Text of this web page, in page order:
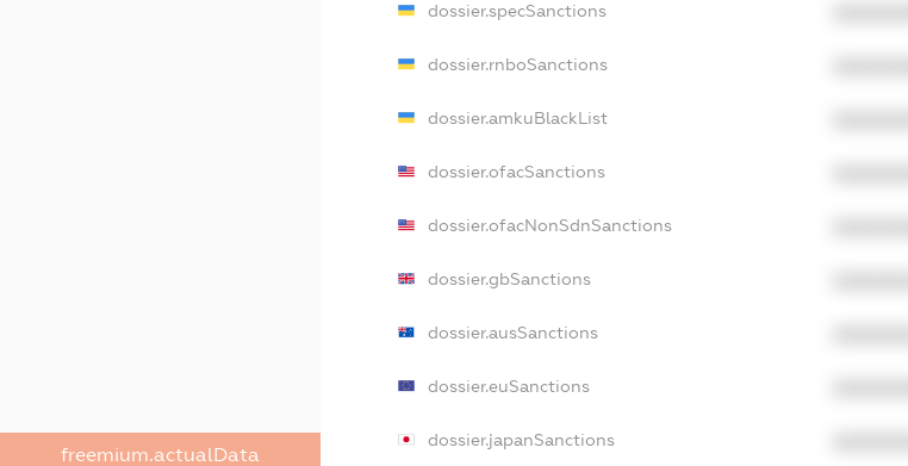
freemium.actualData
dossier.specSanctions
dossier.rnboSanctions
dossier.amkuBlackList
dossier.ofacSanctions
dossier.ofacNonSdnSanctions
dossier.gbSanctions
dossier.ausSanctions
dossier.euSanctions
dossier.japanSanctions